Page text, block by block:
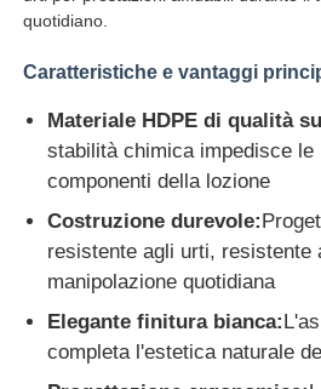
Casa
Chi siamo
quotidiano.
Caratteristiche e vantaggi
Materiale HDPE di qualità
stabilità chimica impedisce le
componenti della lozione
Costruzione durevole:
resistente agli urti, resistente
manipolazione quotidiana
Elegante finitura bianca:
completa l'estetica naturale